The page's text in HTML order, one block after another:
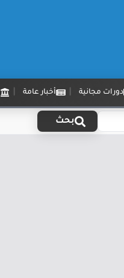
دورات مجانية أخبار عامة
بحث